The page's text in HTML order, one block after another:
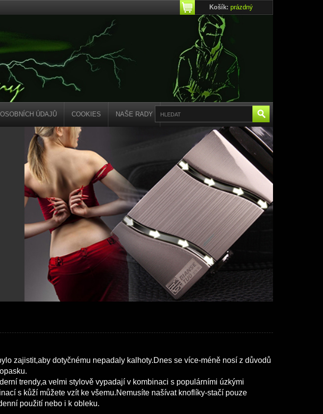
Košík: prázdný
ÚDAJŮ COOKIES NAŠE RADY
zajistit,aby dotyčnému nepadaly kalhoty.Dnes se více-méně nosí z důvodů
trendy,a velmi stylově vypadají v kombinaci s populárními úzkými
s kůží můžete vzít ke všemu.Nemusíte našívat knoflíky-stačí pouze
použití nebo i k obleku.